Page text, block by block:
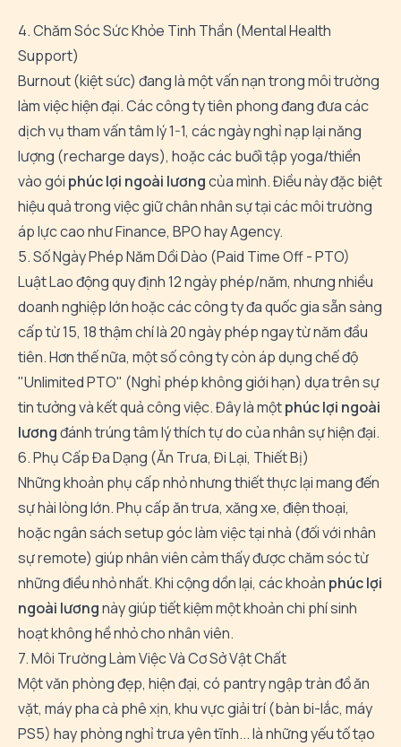
4. Chăm Sóc Sức Khỏe Tinh Thần (Mental Health
Support)
Burnout (kiệt sức) đang là một vấn nạn trong môi trường
làm việc hiện đại. Các công ty tiên phong đang đưa các
dịch vụ tham vấn tâm lý 1-1, các ngày nghỉ nạp lại năng
lượng (recharge days), hoặc các buổi tập yoga/thiền
vào gói phúc lợi ngoài lươngcủa mình. Điều này đặc biệt
hiệu quả trong việc giữ chân nhân sự tại các môi trường
áp lực cao như Finance, BPO hay Agency.
5. Số Ngày Phép Năm Dồi Dào (Paid Time Off - PTO)
Luật Lao động quy định 12 ngày phép/năm, nhưng nhiều
doanh nghiệp lớn hoặc các công ty đa quốc gia sẵn sàng
cấp từ 15, 18 thậm chí là 20 ngày phép ngay từ năm đầu
tiên. Hơn thế nữa, một số công ty còn áp dụng chế độ
"Unlimited PTO" (Nghỉ phép không giới hạn) dựa trên sự
tin tưởng và kết quả công việc. Đây là mộtphúc lợi ngoài
lươngđánh trúng tâm lý thích tự do của nhân sự hiện đại.
6. Phụ Cấp Đa Dạng (Ăn Trưa, Đi Lại, Thiết Bị)
Những khoản phụ cấp nhỏ nhưng thiết thực lại mang đến
sự hài lòng lớn. Phụ cấp ăn trưa, xăng xe, điện thoại,
hoặc ngân sách setup góc làm việc tại nhà (đối với nhân
sự remote) giúp nhân viên cảm thấy được chăm sóc từ
những điều nhỏ nhất. Khi cộng dồn lại, các khoản phúc lợi
ngoài lươngnày giúp tiết kiệm một khoản chi phí sinh
hoạt không hề nhỏ cho nhân viên.
7. Môi Trường Làm Việc Và Cơ Sở Vật Chất
Một văn phòng đẹp, hiện đại, có pantry ngập tràn đồ ăn
vặt, máy pha cà phê xịn, khu vực giải trí (bàn bi-lắc, máy
PS5) hay phòng nghỉ trưa yên tĩnh... là những yếu tố tạo